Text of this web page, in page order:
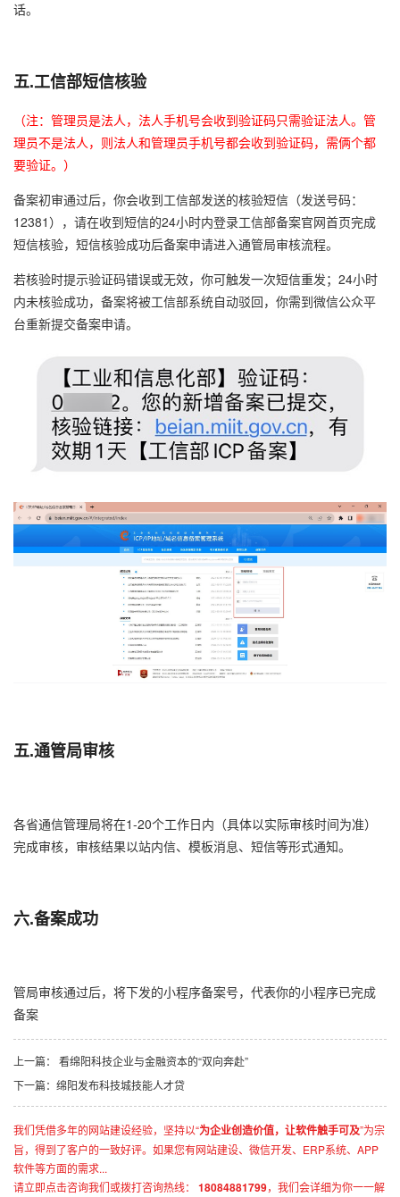
话。
五.工信部短信核验
（注：管理员是法人，法人手机号会收到验证码只需验证法人。管
理员不是法人，则法人和管理员手机号都会收到验证码，需俩个都
要验证。）
备案初审通过后，你会收到工信部发送的核验短信（发送号码：
12381），请在收到短信的24小时内登录工信部备案官网首页完成
短信核验，短信核验成功后备案申请进入通管局审核流程。
若核验时提示验证码错误或无效，你可触发一次短信重发；24小时
内未核验成功，备案将被工信部系统自动驳回，你需到微信公众平
台重新提交备案申请。
五.通管局审核
各省通信管理局将在1-20个工作日内（具体以实际审核时间为准）
完成审核，审核结果以站内信、模板消息、短信等形式通知。
六.备案成功
管局审核通过后，将下发的小程序备案号，代表你的小程序已完成
备案
上一篇： 看绵阳科技企业与金融资本的“双向奔赴”
下一篇：绵阳发布科技城技能人才贷
我们凭借多年的网站建设经验，坚持以“为企业创造价值，让软件触手可及”为宗
旨，得到了客户的一致好评。如果您有网站建设、微信开发、ERP系统、APP
软件等方面的需求...
请立即点击咨询我们或拨打咨询热线：
18084881799，我们会详细为你一一解